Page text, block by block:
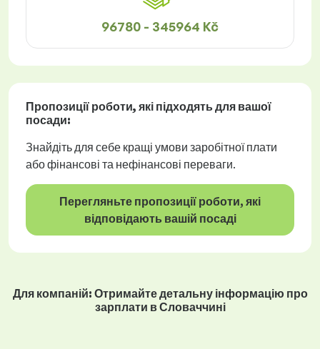
96780 - 345964 Kč
Пропозиції роботи, які підходять для вашої
посади:
Знайдіть для себе кращі умови заробітної плати
або фінансові та нефінансові переваги.
Перегляньте пропозиції роботи, які
відповідають вашій посаді
Для компаній: Отримайте детальну інформацію про
зарплати в Словаччині